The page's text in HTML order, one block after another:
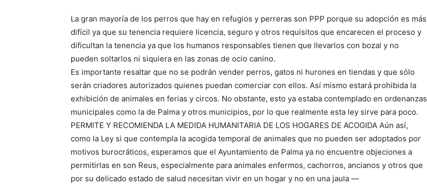
La gran mayoría de los perros que hay en refugios y perreras son PPP porque su adopción es más
difícil ya que su tenencia requiere licencia, seguro y otros requisitos que encarecen el proceso y
dificultan la tenencia ya que los humanos responsables tienen que llevarlos con bozal y no
pueden soltarlos ni siquiera en las zonas de ocio canino.
Es importante resaltar que no se podrán vender perros, gatos ni hurones en tiendas y que sólo
serán criadores autorizados quienes puedan comerciar con ellos. Así mismo estará prohibida la
exhibición de animales en ferias y circos. No obstante, esto ya estaba contemplado en ordenanzas
municipales como la de Palma y otros municipios, por lo que realmente esta ley sirve para poco.
PERMITE Y RECOMIENDA LA MEDIDA HUMANITARIA DE LOS HOGARES DE ACOGIDA Aún así,
como la Ley si que contempla la acogida temporal de animales que no pueden ser adoptados por
motivos burocráticos, esperamos que el Ayuntamiento de Palma ya no encuentre objeciones a
permitirlas en son Reus, especialmente para animales enfermos, cachorros, ancianos y otros que
por su delicado estado de salud necesitan vivir en un hogar y no en una jaula —